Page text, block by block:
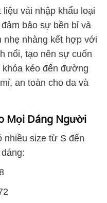
vải nhập khẩu loại
bảo sự bền bỉ và
nhẹ nhàng kết hợp với
nổi, tạo nên sự cuốn
kéo đến đường
an toàn cho da và
Mọi Dáng Người
nhiều size từ S đến